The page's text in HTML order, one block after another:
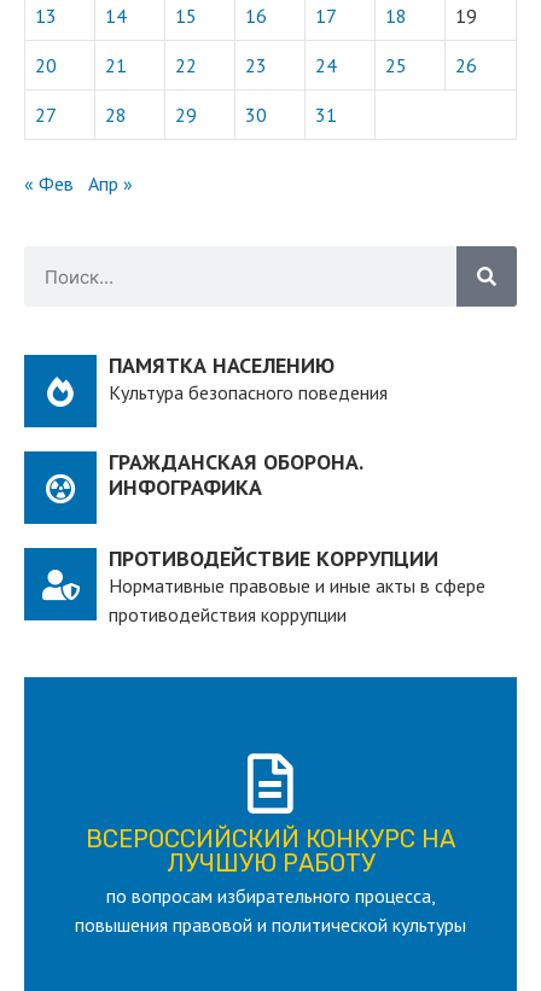
13 14 15 16 17 18 19
20 21 22 23 24 25 26
27 28 29 30 31
« Фев Апр »
ПАМЯТКА НАСЕЛЕНИЮ
Культура безопасного поведения
ГРАЖДАНСКАЯ ОБОРОНА.
ИНФОГРАФИКА
ПРОТИВОДЕЙСТВИЕ КОРРУПЦИИ
Нормативные правовые и иные акты в сфере
противодействия коррупции
ВСЕРОССИЙСКИЙ КОНКУРС НА
ЛУЧШУЮ РАБОТУ
по вопросам избирательного процесса,
повышения правовой и политической культуры
ВСЕРОССИЙСКИЙ КОНКУРС НА
ЛУЧШУЮ РАБОТУ
для лица старше 18 и моложе 35 лет
ПОДРОБНЕЕ